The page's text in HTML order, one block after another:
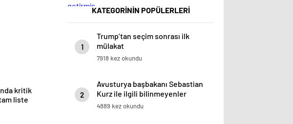
kritik
liste
KATEGORİNİN POPÜLERLERİ
1
Trump’tan seçim sonrası ilk
mülakat
7918 kez okundu
2
Avusturya başbakanı Sebastian
Kurz ile ilgili bilinmeyenler
4889 kez okundu